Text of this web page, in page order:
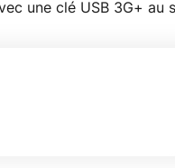
une clé USB 3G+ au